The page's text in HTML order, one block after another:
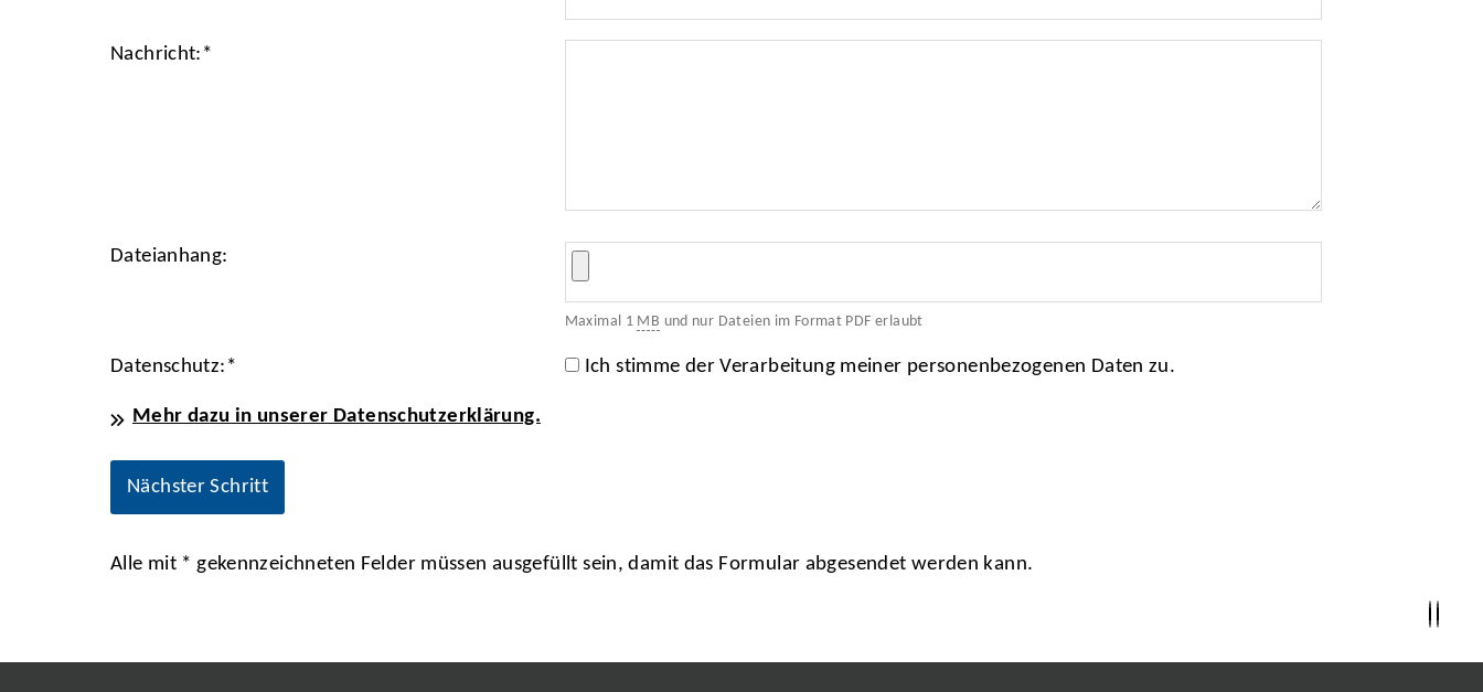
Nachricht: *
Dateianhang:
Maximal 1 MB und nur Dateien im Format PDF erlaubt
Datenschutz: * Ich stimme der Verarbeitung meiner personenbezogenen Daten zu.
Mehr dazu in unserer Datenschutzerklärung.
Alle mit * gekennzeichneten Felder müssen ausgefüllt sein, damit das Formular abgesendet werden kann.